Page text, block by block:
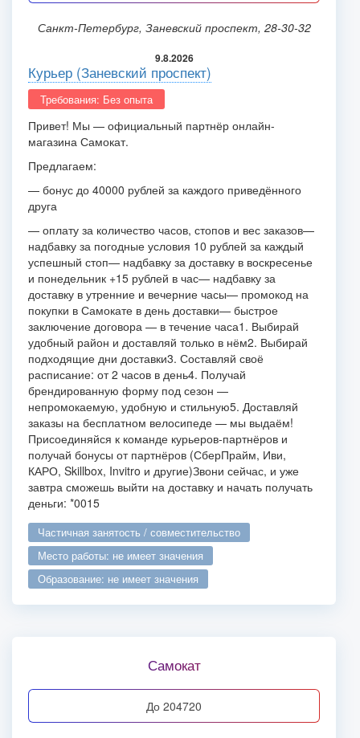
Санкт-Петербург, Заневский проспект, 28-30-32
9.8.2026
Курьер (Заневский проспект)
Требования: Без опыта
Привет! Мы — официальный партнёр онлайн-
магазина Самокат.
Предлагаем:
— бонус до 40000 рублей за каждого приведённого
друга
— оплату за количество часов, стопов и вес заказов—
надбавку за погодные условия 10 рублей за каждый
успешный стоп— надбавку за доставку в воскресенье
и понедельник +15 рублей в час— надбавку за
доставку в утренние и вечерние часы— промокод на
покупки в Самокате в день доставки— быстрое
заключение договора — в течение часа1. Выбирай
удобный район и доставляй только в нём2. Выбирай
подходящие дни доставки3. Составляй своё
расписание: от 2 часов в день4. Получай
брендированную форму под сезон —
непромокаемую, удобную и стильную5. Доставляй
заказы на бесплатном велосипеде — мы выдаём!
Присоединяйся к команде курьеров-партнёров и
получай бонусы от партнёров (СберПрайм, Иви,
КАРО, Skillbox, Invitro и другие)Звони сейчас, и уже
завтра сможешь выйти на доставку и начать получать
деньги: *0015
частичная занятость / совместительство
место работы: не имеет значения
образование: не имеет значения
Самокат
до 204720